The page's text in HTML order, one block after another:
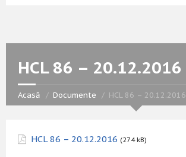
HCL 86 – 20.12.2016
Acasă Documente HCL 86 – 20.12.2016
HCL 86 – 20.12.2016 (274 kB)